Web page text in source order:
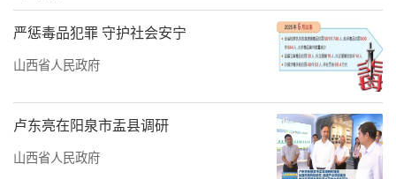
老师，培养更多担当民族复兴大任的时代新
人。各级党委和政府要加大对教育的投入和保
障力度，关心关爱基层一线教师，在全社会营
严惩毒品犯罪 守护社会安宁
山西省人民政府
卢东亮在阳泉市盂县调研
山西省人民政府